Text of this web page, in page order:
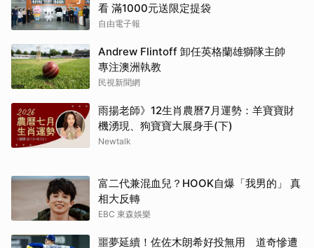
看 滿1000元送限定提袋
自由電子報
Andrew Flintoff 卸任英格蘭雄獅隊主帥
專注澳洲執教
民視新聞網
雨揚老師》12生肖農曆7月運勢：羊寶寶財
機湧現、狗寶寶大展身手(下)
Newtalk
富二代兼混血兒？HOOK自爆「我男的」 真
相大反轉
EBC 東森娛樂
噩夢延續！佐佐木朗希好投無用 道奇慘遭